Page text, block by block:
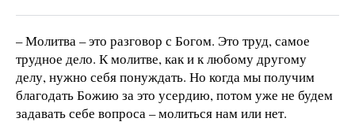
– Молитва – это разговор с Богом. Это труд, самое
трудное дело. К молитве, как и к любому другому
делу, нужно себя понуждать. Но когда мы получим
благодать Божию за это усердию, потом уже не будем
задавать себе вопроса – молиться нам или нет.